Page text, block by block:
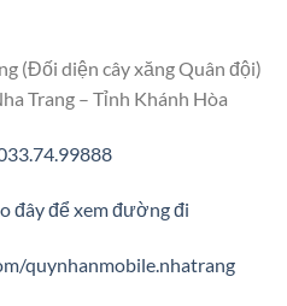
(Đối diện cây xăng Quân đội)
Trang – Tỉnh Khánh Hòa
đây để xem đường đi
quynhanmobile.nhatrang